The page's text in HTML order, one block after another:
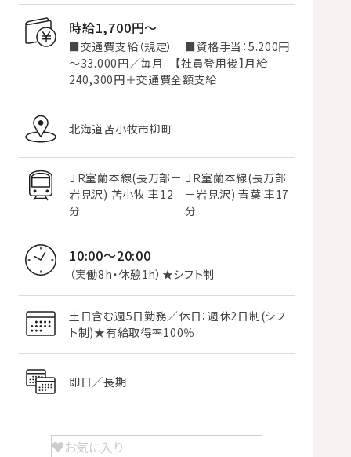
時給1,700円〜
■交通費支給（規定） ■資格手当：5.200円
～33.000円／毎月 【社員登用後】月給
240,300円＋交通費全額支給
北海道苫小牧市柳町
ＪＲ室蘭本線(長万部－
岩見沢) 苫小牧 車12
分
ＪＲ室蘭本線(長万部
－岩見沢) 青葉 車17
分
10:00～20:00
（実働8h・休憩1h）★シフト制
土日含む週5日勤務／休日：週休2日制(シフ
ト制)★有給取得率100％
即日／長期
お気に入り